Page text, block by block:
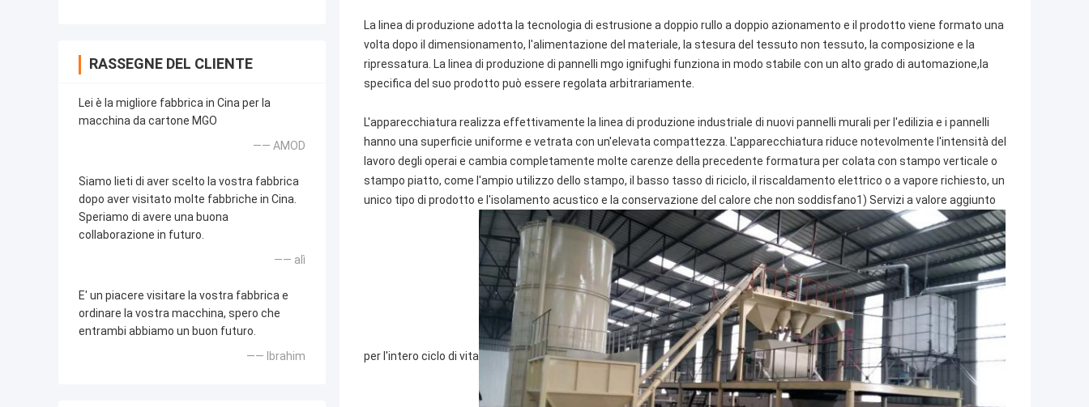
RASSEGNE DEL CLIENTE
Lei è la migliore fabbrica in Cina per la
macchina da cartone MGO
—— AMOD
Siamo lieti di aver scelto la vostra fabbrica
dopo aver visitato molte fabbriche in Cina.
Speriamo di avere una buona
collaborazione in futuro.
—— alì
E' un piacere visitare la vostra fabbrica e
ordinare la vostra macchina, spero che
entrambi abbiamo un buon futuro.
—— Ibrahim
La linea di produzione adotta la tecnologia di estrusione a doppio rullo a doppio azionamento e il prodotto viene formato una
volta dopo il dimensionamento, l'alimentazione del materiale, la stesura del tessuto non tessuto, la composizione e la
ripressatura. La linea di produzione di pannelli mgo ignifughi funziona in modo stabile con un alto grado di automazione, la
specifica del suo prodotto può essere regolataarbitrariamente.
L'apparecchiatura realizza effettivamente la linea di produzione industriale di nuovi pannelli murali per l'edilizia e i pannelli
hanno una superficie uniforme e vetrata con un'elevata compattezza. L'apparecchiatura riduce notevolmente l'intensità del
lavoro degli operai e cambia completamente molte carenze della precedente formatura per colata con stampo verticale o
stampo piatto, come l'ampio utilizzo dello stampo, il basso tasso di riciclo, il riscaldamento elettrico o a vapore richiesto, un
unico tipo di prodotto e l'isolamento acustico e la conservazione del calore che non soddisfano1) Servizi a valore aggiunto
per l'intero ciclo di vita